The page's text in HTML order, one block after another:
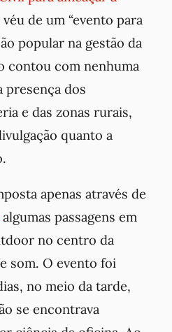
véu de um “evento para
popular na gestão da
contou com nenhuma
presença dos
e das zonas rurais,
quanto a
apenas através de
algumas passagens em
no centro da
som. O evento foi
no meio da tarde,
se encontrava